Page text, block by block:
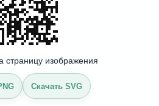
страницу изображения
Скачать SVG